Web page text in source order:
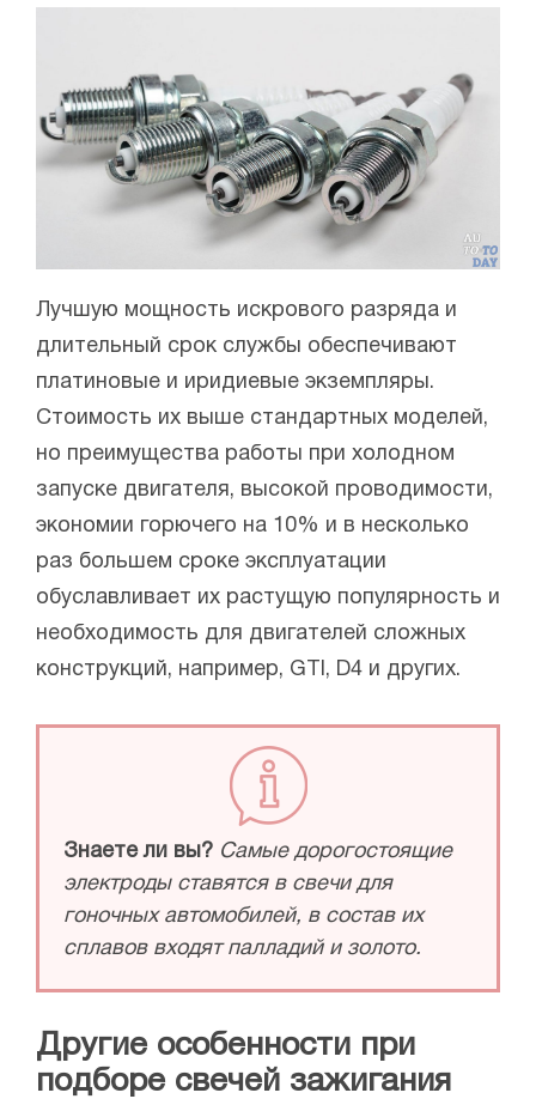
Лучшую мощность искрового разряда и
длительный срок службы обеспечивают
платиновые и иридиевые экземпляры.
Стоимость их выше стандартных моделей,
но преимущества работы при холодном
запуске двигателя, высокой проводимости,
экономии горючего на 10% и в несколько
раз большем сроке эксплуатации
обуславливает их растущую популярность и
необходимость для двигателей сложных
конструкций, например, GTI, D4 и других.
Знаете ли вы? Самые дорогостоящие
электроды ставятся в свечи для
гоночных автомобилей, в состав их
сплавов входят палладий и золото.
Другие особенности при
подборе свечей зажигания